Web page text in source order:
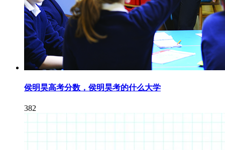
侯明昊高考分数，侯明昊考的什么大学
382